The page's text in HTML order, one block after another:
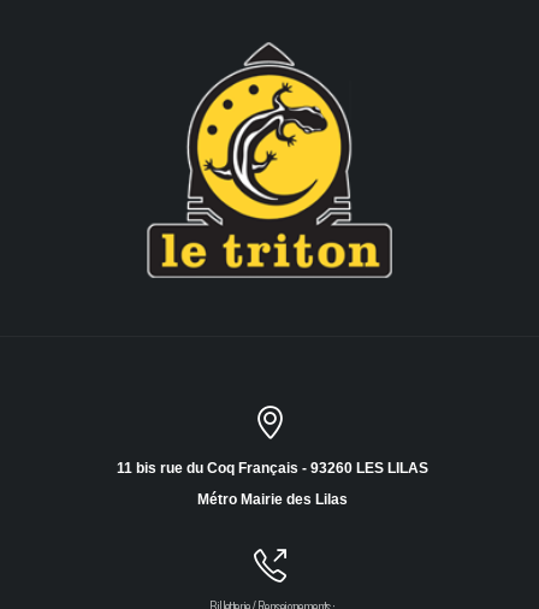
11 bis rue du Coq Français - 93260 LES LILAS
Métro Mairie des Lilas